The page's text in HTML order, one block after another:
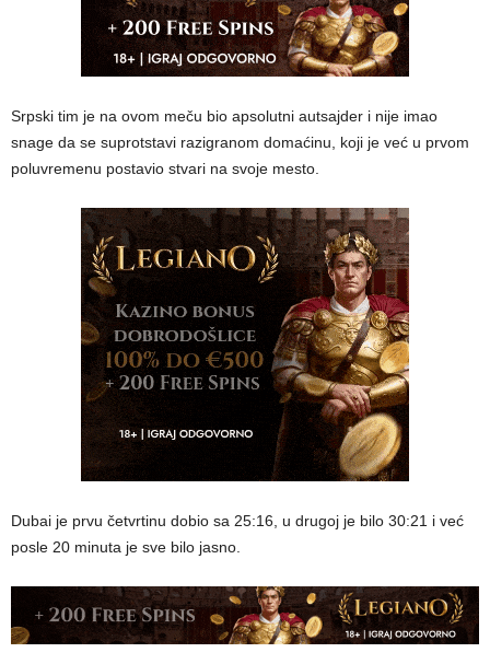
Srpski tim je na ovom meču bio apsolutni autsajder i nije imao
snage da se suprotstavi razigranom domaćinu, koji je već u prvom
poluvremenu postavio stvari na svoje mesto.
Dubai je prvu četvrtinu dobio sa 25:16, u drugoj je bilo 30:21 i već
posle 20 minuta je sve bilo jasno.